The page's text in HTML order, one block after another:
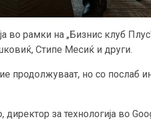
во рамки на „Бизнис клуб
Стипе Месиќ и други.
продолжуваат, но со послаб
за технологија во